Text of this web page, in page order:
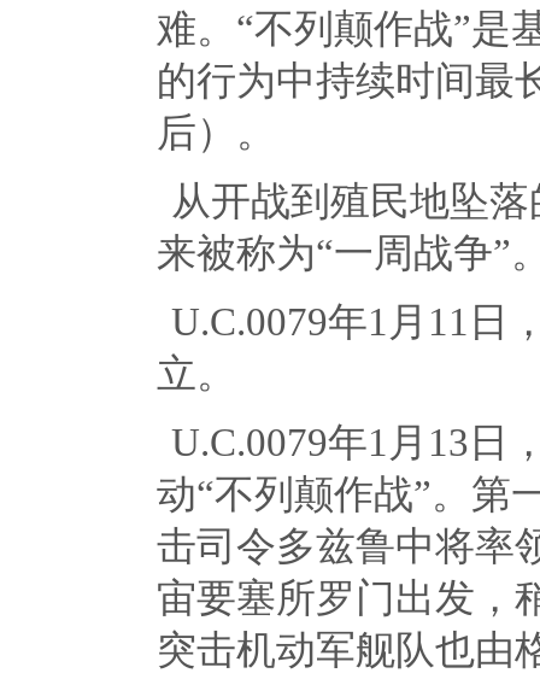
难。“不列颠作战”是
的行为中持续时间最
后）。
从开战到殖民地坠落
来被称为“一周战争”
U.C.0079年1 月 11 日
立。
U.C.0079年1 月 13 日
动“不列颠作战”。第
击司令多兹鲁中将率
宙要塞所罗门出发，
突击机动军舰队也由